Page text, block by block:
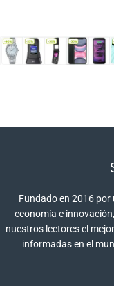
Fundado en 2016 por
economía e
nuestros lectores el
informadas en el